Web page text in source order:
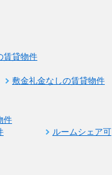
賃貸物件
敷金礼金なしの賃貸物件
件
ルームシェア可